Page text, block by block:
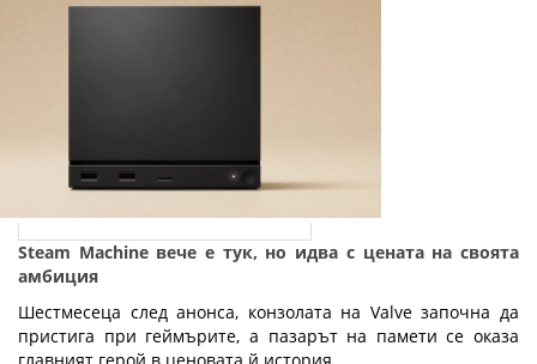
Steam Machine вече е тук, но идва с цената на своята
амбиция
Шестмесеца след анонса, конзолата на Valve започна да
пристига при геймърите, а пазарът на памети се оказа